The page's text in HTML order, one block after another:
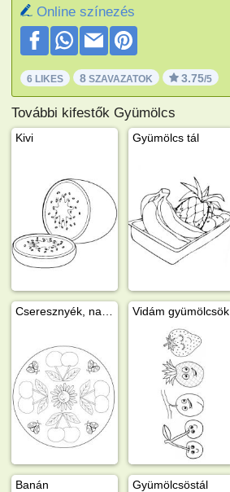
Online színezés
6 LIKES 8 SZAVAZATOK 3.75/5
További kifestők Gyümölcs
Kivi Gyümölcs tál
Vidám gyümölcsök
Banán Gyümölcsöstál